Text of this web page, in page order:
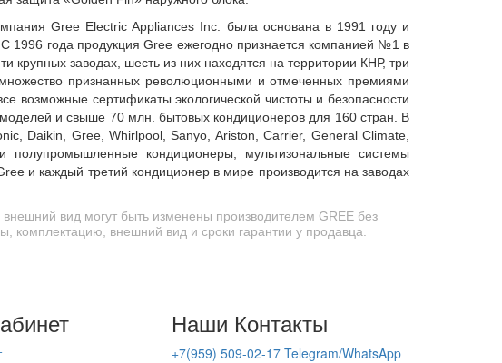
Gree Electric Appliances Inc. была основана в 1991 году и
1996 года продукция Gree ежегодно признается компанией №1 в
крупных заводах, шесть из них находятся на территории КНР, три
признанных революционными и отмеченных премиями
возможные сертификаты экологической чистоты и безопасности
и свыше 70 млн. бытовых кондиционеров для 160 стран. В
Daikin, Gree, Whirlpool, Sanyo, Ariston, Carrier, General Climate,
кондиционеры, мультизональные системы
и каждый третий кондиционер в мире производится на заводах
вид могут быть изменены производителем GREE без
комплектацию, внешний вид и сроки гарантии у продавца.
Наши Контакты
+7(959) 509-02-17 Telegram/WhatsApp